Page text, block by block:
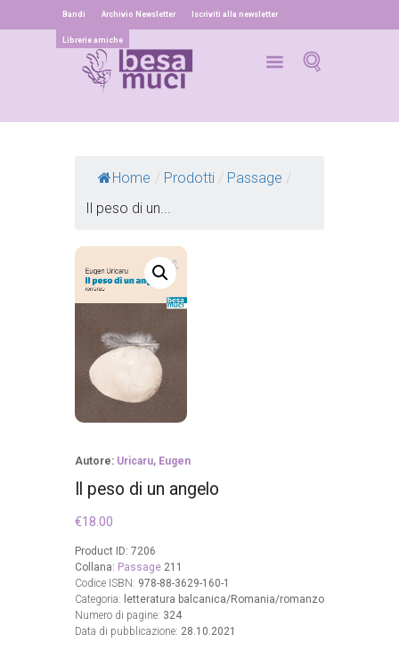
Bandi Archivio Newsletter Iscriviti alla newsletter
Librerie amiche
Home / Prodotti / Passage /
Il peso di un...
Autore: Uricaru, Eugen
Il peso di un angelo
€18.00
Product ID: 7206
Collana: Passage 211
Codice ISBN: 978-88-3629-160-1
Categoria: letteratura balcanica/Romania/romanzo
Numero di pagine: 324
Data di pubblicazione: 28.10.2021